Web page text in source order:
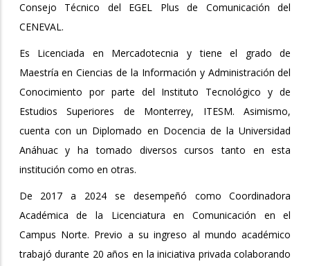
Consejo Técnico del EGEL Plus de Comunicación del
CENEVAL.
Es Licenciada en Mercadotecnia y tiene el grado de
Maestría en Ciencias de la Información y Administración del
Conocimiento por parte del Instituto Tecnológico y de
Estudios Superiores de Monterrey, ITESM. Asimismo,
cuenta con un Diplomado en Docencia de la Universidad
Anáhuac y ha tomado diversos cursos tanto en esta
institución como en otras.
De 2017 a 2024 se desempeñó como Coordinadora
Académica de la Licenciatura en Comunicación en el
Campus Norte. Previo a su ingreso al mundo académico
trabajó durante 20 años en la iniciativa privada colaborando